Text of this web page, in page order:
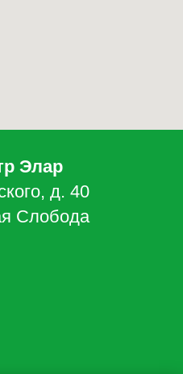
Элар
д. 40
Слобода